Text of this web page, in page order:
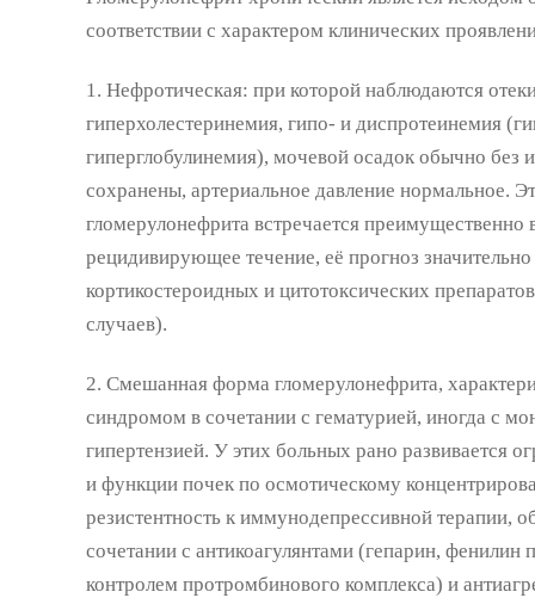
соответствии с характером клинических
1. Нефротическая: при которой наблюдаются
гиперхолестеринемия, гипо- и диспротеинемия
гиперглобулинемия), мочевой осадок обычно без
сохранены, артериальное давление нормальное.
гломерулонефрита встречается преимущественно
рецидивирующее течение, её прогноз
кортикостероидных и цитотоксических
случаев).
2. Смешанная форма гломерулонефрита,
синдромом в сочетании с гематурией, иногда с
гипертензией. У этих больных рано развивается
и функции почек по осмотическому
резистентность к иммунодепрессивной терапии,
сочетании с антикоагулянтами (гепарин,
контролем протромбинового комплекса) и